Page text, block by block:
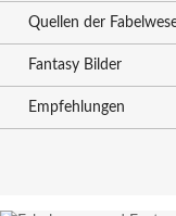
Quellen der
Fantasy Bilder
Empfehlungen